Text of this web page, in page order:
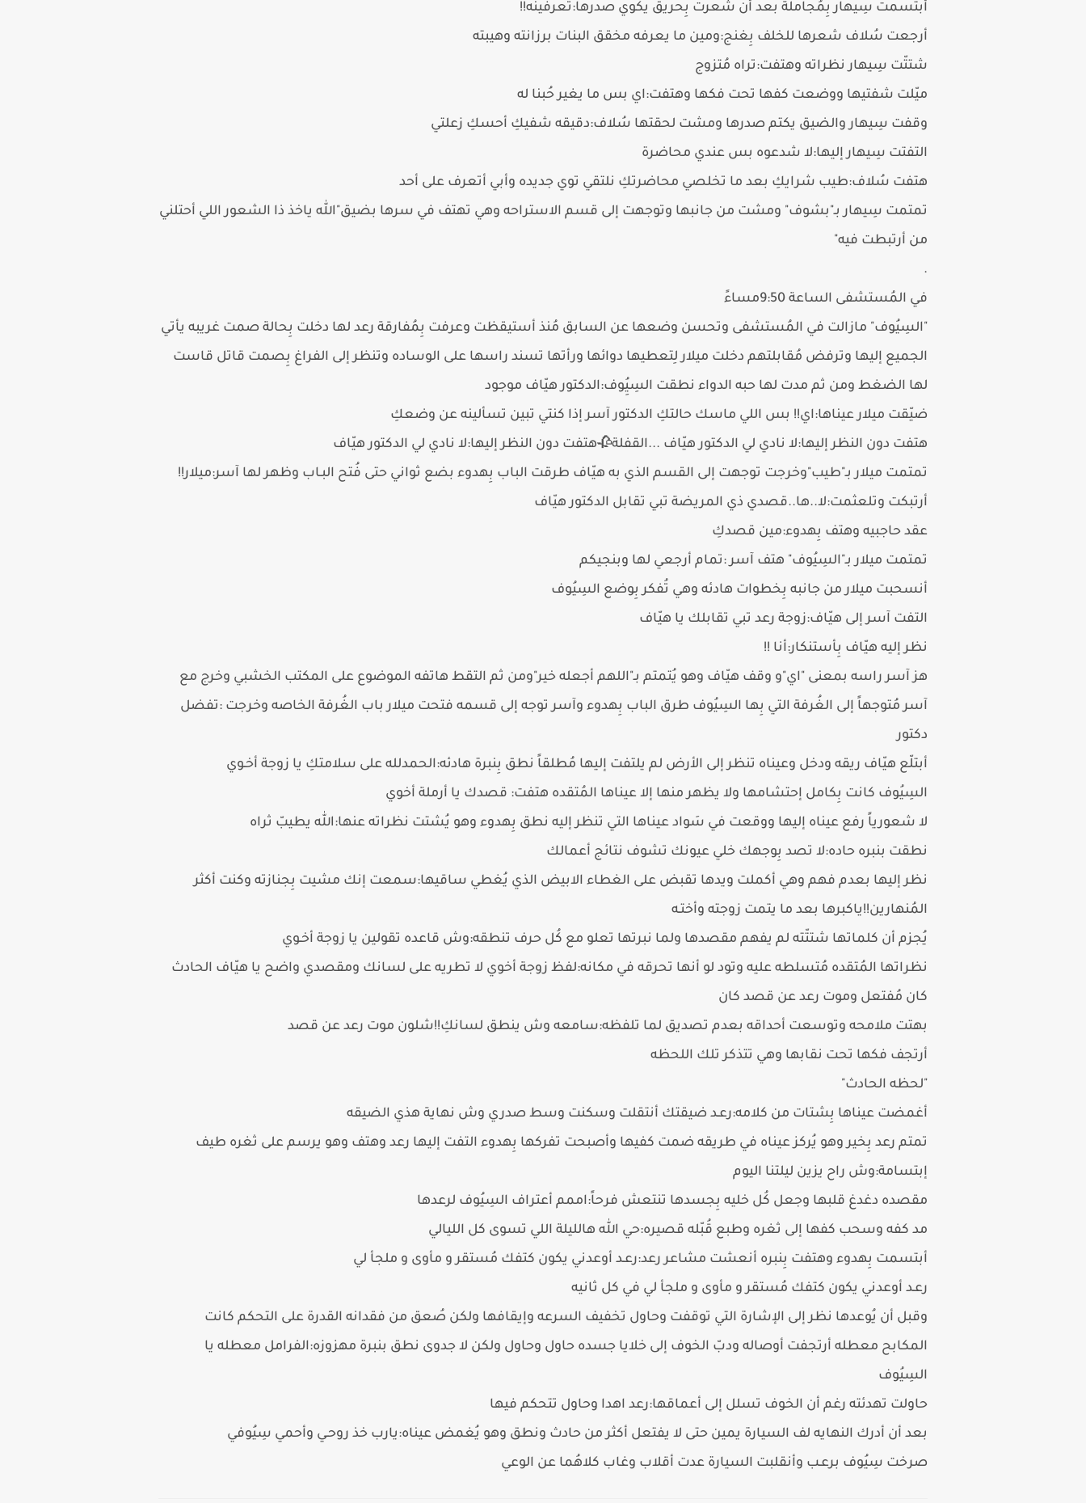
أبتسمت سِيهار بِمُجاملة بعد أن شعرت بِحريق يكوي صدرها:تعرفينه!!
أرجعت سُلاف شعرها للخلف بِغنج:ومين ما يعرفه مخقق البنات برزانته وهيبته
شتتّت سِيهار نظراته وهتفت:تراه مُتزوج
ميّلت شفتيها ووضعت كفها تحت فكها وهتفت:اي بس ما يغير حُبنا له
وقفت سِيهار والضيق يكتم صدرها ومشت لحقتها سُلاف:دقيقه شفيكِ أحسكِ زعلتي
التفتت سِيهار إليها:لا شدعوه بس عندي محاضرة
هتفت سُلاف:طيب شرايكِ بعد ما تخلصي محاضرتكِ نلتقي توي جديده وأبي أتعرف على أحد
تمتمت سِيهار بـ"بشوف" ومشت من جانبها وتوجهت إلى قسم الاستراحه وهي تهتف في سرها بضيق"الله ياخذ ذا الشعور اللي أحتلني
من أرتبطت فيه"
.
في المُستشفى الساعة 9:50مساءً
"السِيُوف" مازالت في المُستشفى وتحسن وضعها عن السابق مُنذ أستيقظت وعرفت بِمُفارقة رعد لها دخلت بِحالة صمت غريبه يأتي
الجميع إليها وترفض مُقابلتهم دخلت ميلار لِتعطيها دوائها ورأتها تسند راسها على الوساده وتنظر إلى الفراغ بِصمت قاتل قاست
لها الضغط ومن ثم مدت لها حبه الدواء نطقت السِيُِوف:الدكتور هيّاف موجود
ضيّقت ميلار عيناها:اي!! بس اللي ماسك حالتكِ الدكتور آسر إذا كنتي تبين تسألينه عن وضعكِ
هتفت دون النظر إليها:لا نادي لي الدكتور هيّاف ...القفلة🥀هتفت دون النظر إليها:لا نادي لي الدكتور هيّاف
تمتمت ميلار بـ"طيب"وخرجت توجهت إلى القسم الذي به هيّاف طرقت الباب بِهدوء بضع ثواني حتى فُتح البـاب وظهر لها آسر:ميلار!!
أرتبكت وتلعثمت:لا..ها..قصدي ذي المريضة تبي تقابل الدكتور هيّاف
عقد حاجبيه وهتف بِهدوء:مين قصدكِ
تمتمت ميلار بـ"السِيُوف" هتف آسر :تمام أرجعي لها وبنجيكم
أنسحبت ميلار من جانبه بِخطوات هادئه وهي تُفكر بِوضع السِيُوف
التفت آسر إلى هيّاف:زوجة رعد تبي تقابلك يا هيّاف
نظر إليه هيّاف بِأستنكار:أنا !!
هز آسر راسه بمعنى "اي"و وقف هيّاف وهو يُتمتم بـ"اللهم أجعله خير"ومن ثم التقط هاتفه الموضوع على المكتب الخشبي وخرج مع
آسر مُتوجهاً إلى الغُرفة التي بِها السِيُوف طرق الباب بِهدوء وآسر توجه إلى قسمه فتحت ميلار باب الغُرفة الخاصه وخرجت :تفضل
دكتور
أبتلّع هيّاف ريقه ودخل وعيناه تنظر إلى الأرض لم يلتفت إليها مُطلقاً نطق بِنبرة هادئه:الحمدلله على سلامتكِ يا زوجة أخـوي
السِيُوف كانت بِكامل إحتشامها ولا يظهر منها إلا عيناها المُتقده هتفت: قصدك يا أرملة أخوي
لا شعورياً رفع عيناه إليها ووقعت في سَواد عيناها التي تنظر إليه نطق بِهدوء وهو يُشتت نظراته عنها:الله يطيبّ ثراه
نطقت بنبره حاده:لا تصد بِوجهك خلي عيونك تشوف نتائج أعمالك
نظر إليها بعدم فهم وهي أكملت ويدها تقبض على الغطاء الابيض الذي يُغطي ساقيها:سمعت إنك مشيت بِجنازته وكنت أكثر
المُنهارين!!ياكبرها بعد ما يتمت زوجته وأختـه
يُجزم أن كلماتها شتتّته لم يفهم مقصدها ولما نبرتها تعلو مع كُل حرف تنطقه:وش قاعده تقولين يا زوجة أخـوي
نظراتها المُتقده مُتسلطه عليه وتود لو أنها تحرقه في مكانه:لفظ زوجة أخوي لا تطريه على لسانك ومقصدي واضح يا هيّاف الحادث
كان مُفتعل وموت رعد عن قصد كان
بهتت ملامحه وتوسعت أحداقه بعدم تصديق لما تلفظه:سامعه وش ينطق لسانكِ!!شلون موت رعد عن قصد
أرتجف فكها تحت نقابها وهي تتذكر تلك اللحظه
"لحظه الحادث"
أغمضت عيناها بِشتات من كلامه:رعـد ضيقتك أنتقلت وسكنت وسط صدري وش نهاية هذي الضيقه
تمتم رعد بِخير وهو يُركز عيناه في طريقه ضمت كفيها وأصبحت تفركها بِهدوء التفت إليها رعد وهتف وهو يرسم على ثغره طيف
إبتسامة:وش راح يزين ليلتنا اليوم
مقصده دغدغ قلبها وجعل كُل خليه بِجسدها تنتعش فرحاً:اممم أعتراف السِيُوف لرعدها
مد كفه وسحب كفها إلى ثغره وطبع قُبّله قصيره:حي الله هالليلة اللي تسوى كل الليالي
أبتسمت بِهدوء وهتفت بِنبره أنعشت مشاعر رعد:رعـد أوعدني يكون كتفك مُستقر و مأوى و ملجأ لي
رعـد أوعدني يكون كتفك مُستقر و مأوى و ملجأ لي في كل ثانيه
وقبل أن يُوعدها نظر إلى الإشارة التي توقفت وحاول تخفيف السرعه وإيقافها ولكن صُعق من فقدانه القدرة على التحكم كانت
المكابح معطله أرتجفت أوصاله ودبّ الخوف إلى خلايا جسده حاول وحاول ولكن لا جدوى نطق بنبرة مهزوزه:الفرامل معطله يا
السِيُوف
حاولت تهدئته رغم أن الخوف تسلل إلى أعماقها:رعد اهدا وحاول تتحكم فيها
بعد أن أدرك النهايه لف السيارة يمين حتى لا يفتعل أكثر من حادث ونطق وهو يُغمض عيناه:يارب خذ روحـي وأحمي سِيُوفي
صرخت سِيُوف برعـب وأنقلبت السيارة عدت أقلاب وغاب كلاهُما عن الوعي